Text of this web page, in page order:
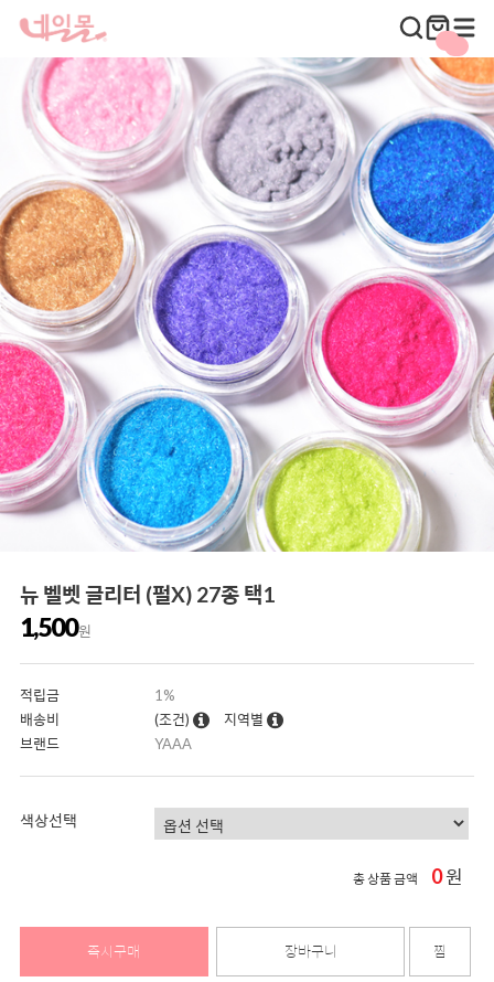
뉴 벨벳 글리터 (펄X) 27종 택1
1,500원
적립금
1%
배송비
(조건)
지역별
브랜드
YAAA
색상선택
총 상품 금액 0원
즉시구매 장바구니 찜